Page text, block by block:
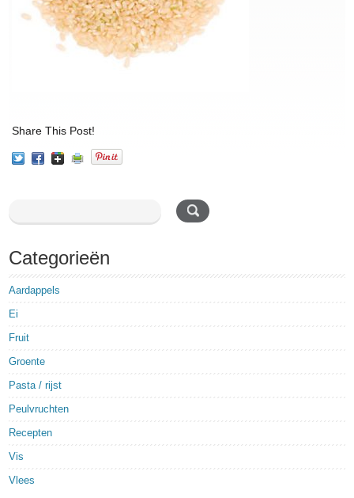
Share This Post!
Categorieën
Aardappels
Ei
Fruit
Groente
Pasta / rijst
Peulvruchten
Recepten
Vis
Vlees